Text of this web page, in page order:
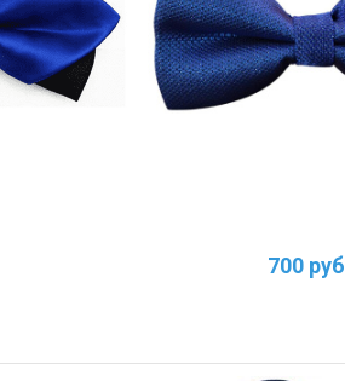
700 руб